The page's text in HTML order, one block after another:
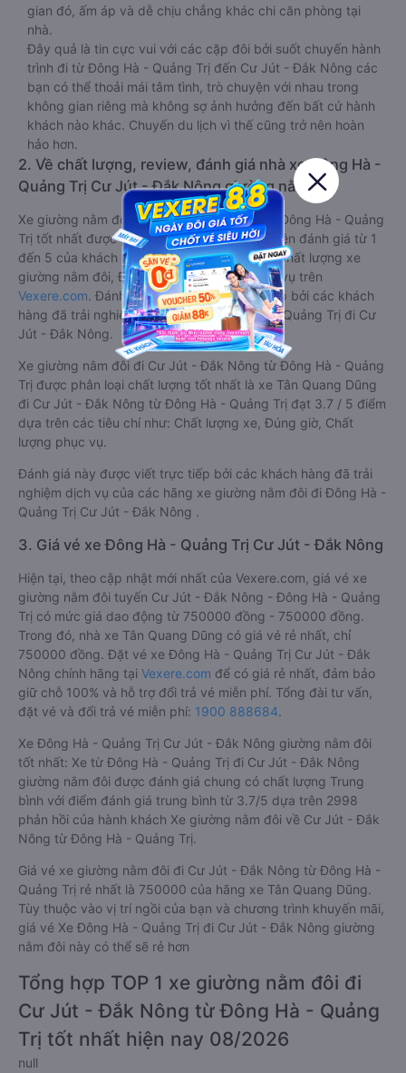
gian đó, ấm áp và dễ chịu chẳng khác chi căn phòng tại
nhà.
Đây quả là tin cực vui với các cặp đôi bởi suốt chuyến hành
trình đi từ Đông Hà - Quảng Trị đến Cư Jút - Đắk Nông các
bạn có thể thoải mái tâm tình, trò chuyện với nhau trong
không gian riêng mà không sợ ảnh hưởng đến bất cứ hành
khách nào khác. Chuyến du lịch vì thế cũng trở nên hoàn
hảo hơn.
2. Về chất lượng, review, đánh giá nhà xe Đông Hà -
Quảng Trị Cư Jút - Đắk Nông giường nằm đôi
Xe giường nằm đôi đi Cư Jút - Đắk Nông từ Đông Hà - Quảng
Trị tốt nhất được phân loại chất lượng dựa trên đánh giá từ 1
đến 5 của khách hàng với các tiêu chí như: Chất lượng xe
giường nằm đôi, Đúng giờ, Chất lượng phục vụ trên
Vexere.com. Đánh giá này được viết trực tiếp bởi các khách
hàng đã trải nghiệm các hãng Xe Đông Hà - Quảng Trị đi Cư
Jút - Đắk Nông.
Xe giường nằm đôi đi Cư Jút - Đắk Nông từ Đông Hà - Quảng
Trị được phân loại chất lượng tốt nhất là xe Tân Quang Dũng
đi Cư Jút - Đắk Nông từ Đông Hà - Quảng Trị đạt 3.7 / 5 điểm
dựa trên các tiêu chí như: Chất lượng xe, Đúng giờ, Chất
lượng phục vụ.
Đánh giá này được viết trực tiếp bởi các khách hàng đã trải
nghiệm dịch vụ của các hãng xe giường nằm đôi đi Đông Hà -
Quảng Trị Cư Jút - Đắk Nông .
3. Giá vé xe Đông Hà - Quảng Trị Cư Jút - Đắk Nông
Hiện tại, theo cập nhật mới nhất của Vexere.com, giá vé xe
giường nằm đôi tuyến Cư Jút - Đắk Nông - Đông Hà - Quảng
Trị có mức giá dao động từ 750000 đồng - 750000 đồng.
Trong đó, nhà xe Tân Quang Dũng có giá vé rẻ nhất, chỉ
750000 đồng. Đặt vé xe Đông Hà - Quảng Trị Cư Jút - Đắk
Nông chính hãng tại Vexere.com để có giá rẻ nhất, đảm bảo
giữ chỗ 100% và hỗ trợ đổi trả vé miễn phí. Tổng đài tư vấn,
đặt vé và đổi trả vé miễn phí: 1900 888684.
Xe Đông Hà - Quảng Trị Cư Jút - Đắk Nông giường nằm đôi
tốt nhất: Xe từ Đông Hà - Quảng Trị đi Cư Jút - Đắk Nông
giường nằm đôi được đánh giá chung có chất lượng Trung
bình với điểm đánh giá trung bình từ 3.7/5 dựa trên 2998
phản hồi của hành khách Xe giường nằm đôi về Cư Jút - Đắk
Nông từ Đông Hà - Quảng Trị.
Giá vé xe giường nằm đôi đi Cư Jút - Đắk Nông từ Đông Hà -
Quảng Trị rẻ nhất là 750000 của hãng xe Tân Quang Dũng.
Tùy thuộc vào vị trí ngồi của bạn và chương trình khuyến mãi,
giá vé Xe Đông Hà - Quảng Trị đi Cư Jút - Đắk Nông giường
nằm đôi này có thể sẽ rẻ hơn
Tổng hợp TOP 1 xe giường nằm đôi đi
Cư Jút - Đắk Nông từ Đông Hà - Quảng
Trị tốt nhất hiện nay 08/2026
null